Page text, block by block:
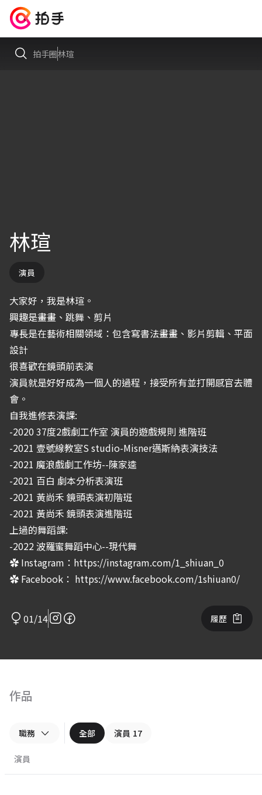
拍手圈林瑄
林瑄
演員
大家好，我是林瑄。
興趣是畫畫、跳舞、剪片
專長是在藝術相關領域：包含寫書法畫畫、影片剪輯、平面
設計
很喜歡在鏡頭前表演
演員就是好好成為一個人的過程，接受所有並打開感官去體
會。
自我進修表演課:
-2020 37度2戲劇工作室 演員的遊戲規則 進階班
-2021 壹號線教室S studio-Misner邁斯納表演技法
-2021 魔浪戲劇工作坊--陳家逵
-2021 百白 劇本分析表演班
-2021 黃尚禾 鏡頭表演初階班
-2021 黃尚禾 鏡頭表演進階班
上過的舞蹈課:
-2022 波羅蜜舞蹈中心--現代舞
✿ Instagram：https://instagram.com/1_shiuan_0
✿ Facebook： https://www.facebook.com/1shiuan0/
01/14 履歷
作品
職務 全部 演員 17
演員